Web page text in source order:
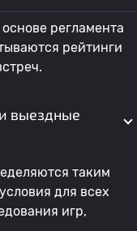
регламента
рейтинги
выездные
таким
для всех
игр,